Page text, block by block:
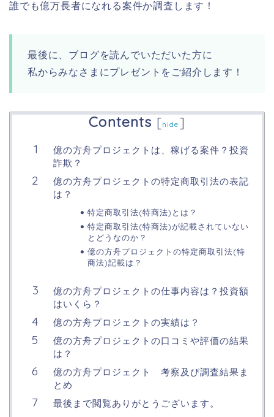
誰でも億万長者になれる案件か調査します！
最後に、ブログを読んでいただいた方に
私からみなさまにプレゼントをご紹介します！
Contents [hide ]
億の方舟プロジェクトは、稼げる案件？投資
詐欺？
億の方舟プロジェクトの特定商取引法の表記
は？
特定商取引法(特商法)とは？
特定商取引法(特商法)が記載されていない
とどうなのか？
億の方舟プロジェクトの特定商取引法(特
商法)記載は？
億の方舟プロジェクトの仕事内容は？投資額
はいくら？
億の方舟プロジェクトの実績は？
億の方舟プロジェクトの口コミや評価の結果
は？
億の方舟プロジェクト 考察及び調査結果ま
とめ
最後まで閲覧ありがとうございます。